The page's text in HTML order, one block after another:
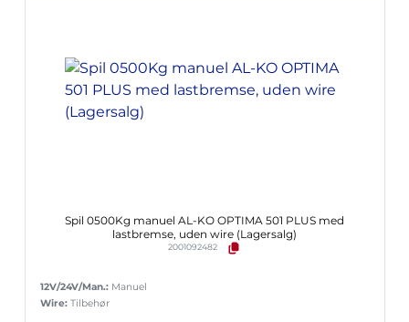
Spil 0500Kg manuel AL-KO OPTIMA 501 PLUS med
lastbremse, uden wire (Lagersalg)
2001092482
12V/24V/Man.: Manuel
Wire: Tilbehør